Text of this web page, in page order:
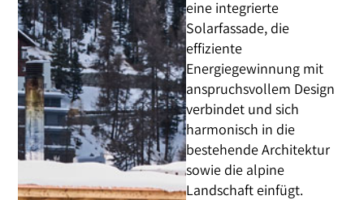
eine integrierte
Solarfassade, die
effiziente
Energiegewinnung mit
anspruchsvollem Design
verbindet und sich
harmonisch in die
bestehende Architektur
sowie die alpine
Landschaft einfügt.